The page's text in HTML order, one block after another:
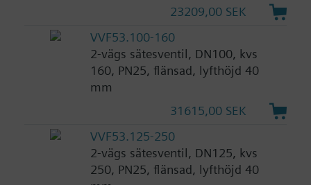
23209,00 SEK
VVF53.100-160
2-vägs sätesventil, DN100, kvs
160, PN25, flänsad, lyfthöjd 40
mm
31615,00 SEK
VVF53.125-250
2-vägs sätesventil, DN125, kvs
250, PN25, flänsad, lyfthöjd 40